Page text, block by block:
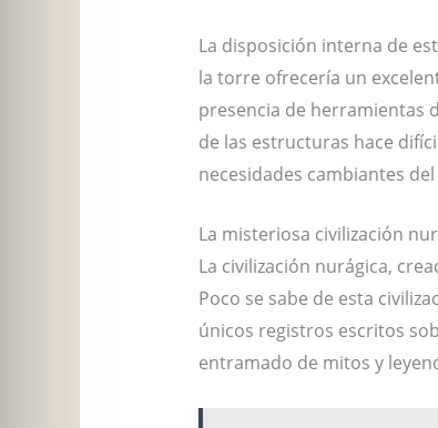
La disposición interna de
la torre ofrecería un
presencia de herramientas
de las estructuras hace
necesidades cambiantes
La misteriosa civilización
La civilización nurágica,
Poco se sabe de esta
únicos registros escritos
entramado de mitos y